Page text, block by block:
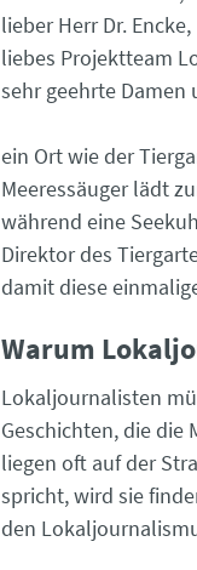
lieber Herr Dr. Encke,
liebes Projektteam
sehr geehrte Damen
ein Ort wie der
Meeressäuger lädt
während eine
Direktor des
damit diese
Warum
Lokaljournalisten
Geschichten, die die
liegen oft auf der
spricht, wird sie
den